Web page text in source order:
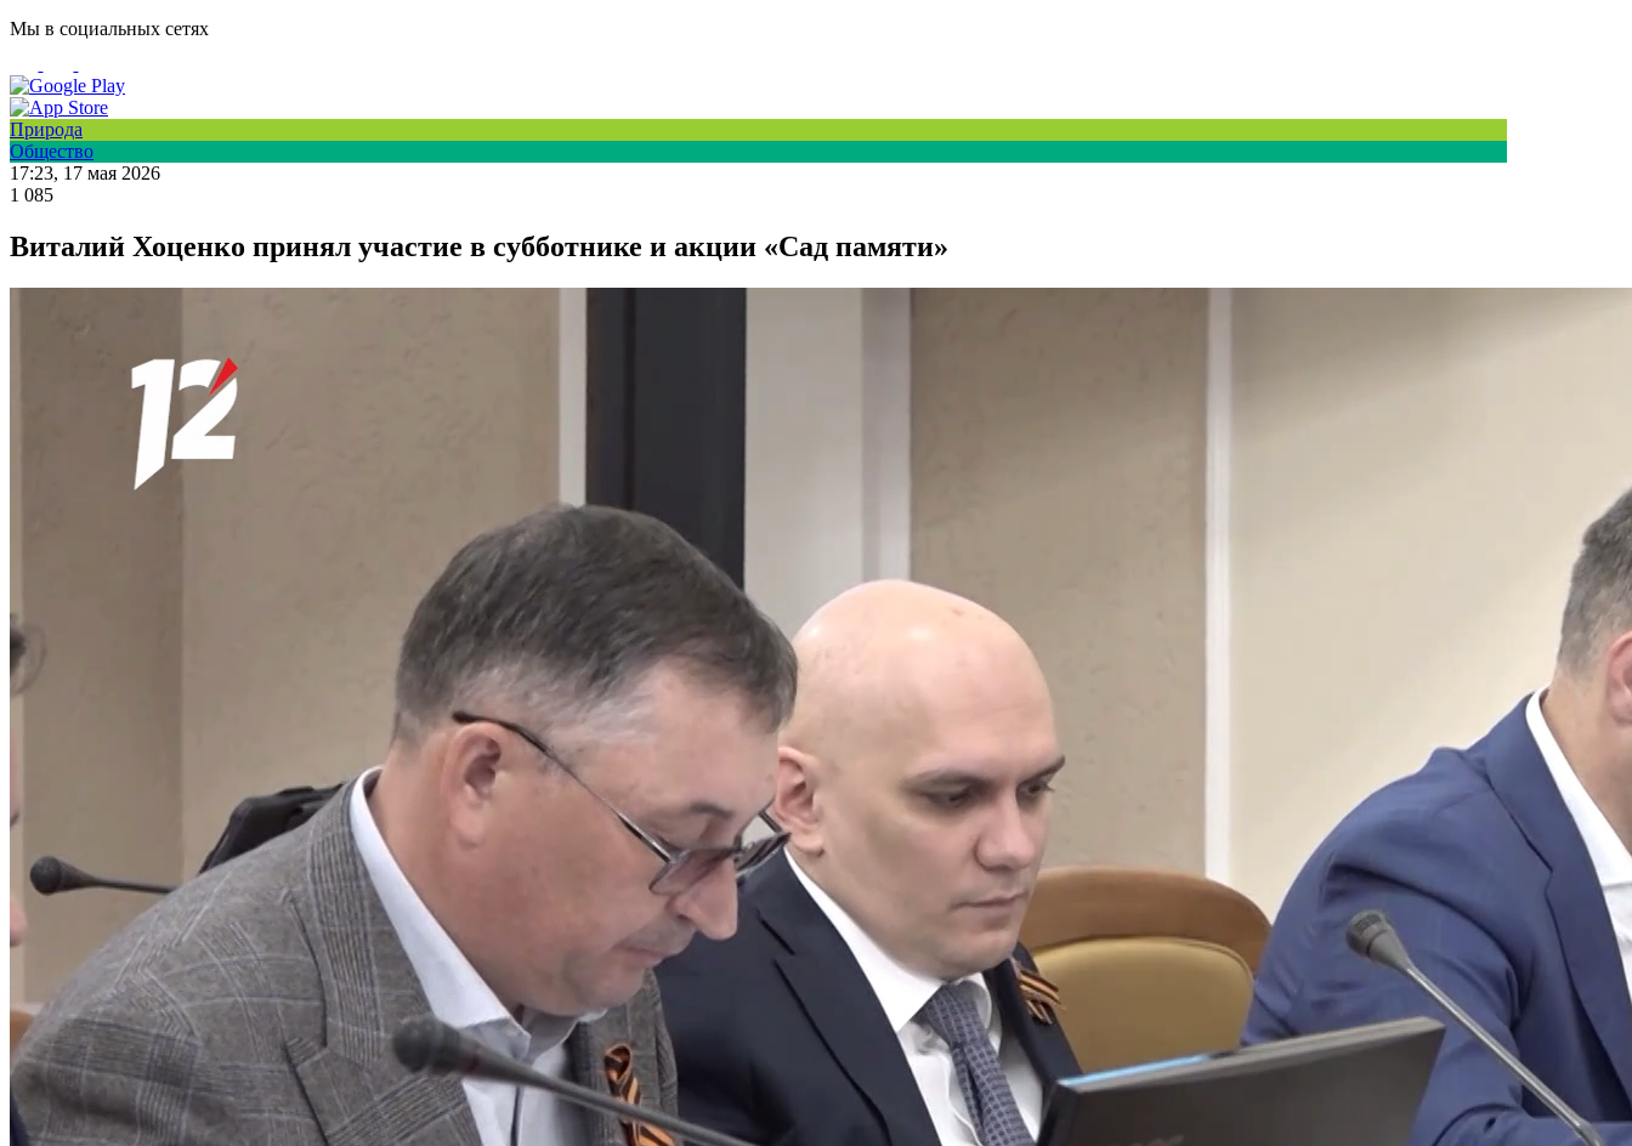
Мы в социальных сетях
Природа
Общество
17:23, 17 мая 2026
1 085
Виталий Хоценко принял участие в субботнике и акции «Сад памяти»